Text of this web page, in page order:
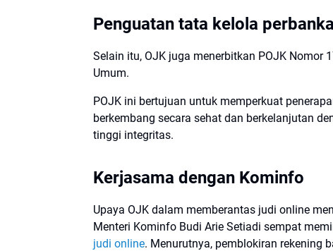
Penguatan tata kelola
Selain itu, OJK juga menerbitkan POJK Nomor
Umum.
POJK ini bertujuan untuk memperkuat
berkembang secara sehat dan berkelanjutan
tinggi integritas.
Kerjasama dengan Kominfo
Upaya OJK dalam memberantas judi online
Menteri Kominfo Budi Arie Setiadi sempat
judi online. Menurutnya, pemblokiran rekening